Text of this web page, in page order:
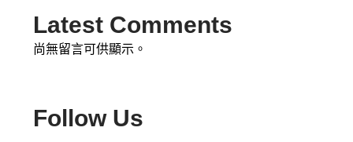
Latest Comments
尚無留言可供顯示。
Follow Us